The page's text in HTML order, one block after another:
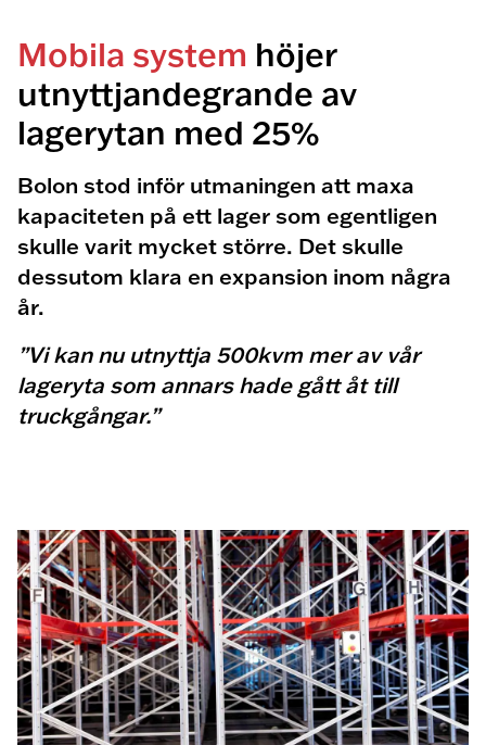
Mobila system höjer
utnyttjandegrande av
lagerytan med 25%
Bolon stod inför utmaningen att maxa
kapaciteten på ett lager som egentligen
skulle varit mycket större. Det skulle
dessutom klara en expansion inom några
år.
”Vi kan nu utnyttja 500kvm mer av vår
lageryta som annars hade gått åt till
truckgångar.”